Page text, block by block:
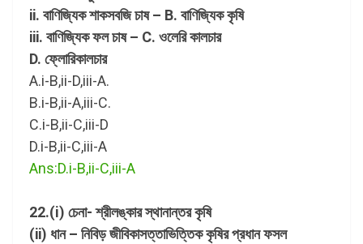
ii. বাণিজ্যিক শাকসবজি চাষ – B. বাণিজ্যিক কৃষি
iii. বাণিজ্যিক ফল চাষ – C. ওলেরি কালচার
D. ফ্লোরিকালচার
A.i-B,ii-D,iii-A.
B.i-B,ii-A,iii-C.
C.i-B,ii-C,iii-D
D.i-B,ii-C,iii-A
Ans:D.i-B,ii-C,iii-A
22.(ⅰ) চেনা- শ্রীলঙ্কার স্থানান্তর কৃষি
(ii) ধান – নিবিড় জীবিকাসত্তাভিত্তিক কৃষির প্রধান ফসল